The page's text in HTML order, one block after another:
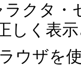
ラクタ・
しく表
ラウザ